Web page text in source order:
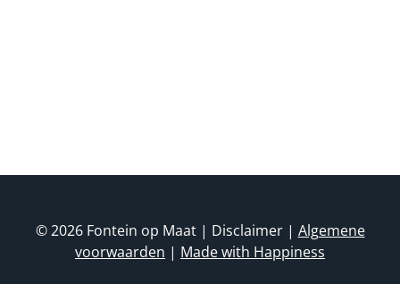
© 2026 Fontein op Maat | Disclaimer | Algemene
voorwaarden | Made with Happiness